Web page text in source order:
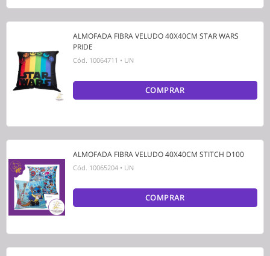
ALMOFADA FIBRA VELUDO 40X40CM STAR WARS
PRIDE
Cód. 10064711 • UN
COMPRAR
ALMOFADA FIBRA VELUDO 40X40CM STITCH D100
Cód. 10065204 • UN
COMPRAR